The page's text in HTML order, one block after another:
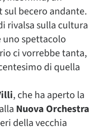
sul becero andante.
rivalsa sulla cultura
uno spettacolo
ci vorrebbe tanta,
di quella
, che ha aperto la
Nuova Orchestra
della vecchia